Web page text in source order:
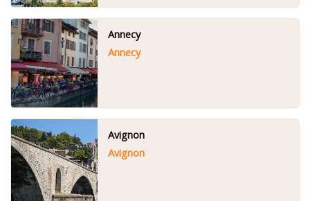
Annecy
Annecy
Avignon
Avignon